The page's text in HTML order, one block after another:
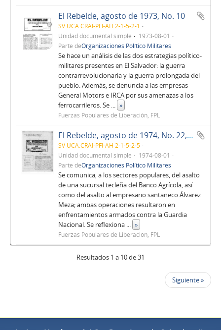
El Rebelde, agosto de 1973, No. 10
SV UCA.CRAI-PFI-AH 2-1-5-2-1
Unidad documental simple
1973-08-01
Parte deOrganizaciones Político Militares
Se hace un análisis de las dos estrategias político-
militares presentes en El Salvador: la guerra
contrarrevolucionaria y la guerra prolongada del
pueblo. Además, se denuncia a las empresas
General Motors e IRCA por sus amenazas a los
ferrocarrileros. Se ... »
Fuerzas Populares de Liberación, FPL
El Rebelde, agosto de 1974, No. 22, Año 2
SV UCA.CRAI-PFI-AH 2-1-5-2-5
Unidad documental simple
1974-08-01
Parte deOrganizaciones Político Militares
Se comunica, a los sectores populares, del asalto
de una sucursal tecleña del Banco Agrícola, así
como del asalto al empresario santaneco Álvarez
Meza; ambas operaciones resultaron en
enfrentamientos armados contra la Guardia
Nacional. Se reflexiona ... »
Fuerzas Populares de Liberación, FPL
Resultados 1 a 10 de 31
Siguiente »